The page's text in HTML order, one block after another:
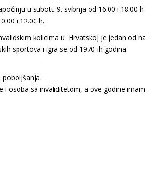
u subotu 9. svibnja od 16.00 i 18.00
i 12.00 h.
kolicima u Hrvatskoj je jedan od
sportova i igra se od 1970-ih godina.
poboljšanja
i osoba sa invaliditetom, a ove godine